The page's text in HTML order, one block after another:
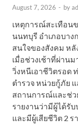
August 7, 2026 - by
เหตุการณ์สะเทือน
นนทบุรี อำเภอบาง
สนใจของสังคม หลั
เมื่อช่วงเช้าที่ผ่าน
วิ่งหนีเอาชีวิตรอด
ตำรวจ หน่วยกู้ภัย
สถานการณ์และช่ว
รายงานว่ามีผู้ได้รับ
และมีผู้เสียชีวิต 2 ร